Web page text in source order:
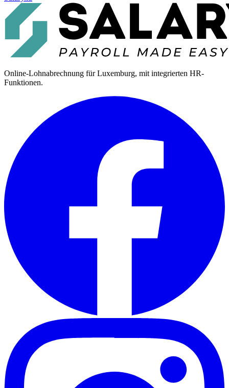
Online-Lohnabrechnung für Luxemburg, mit integrierten HR-
Funktionen.